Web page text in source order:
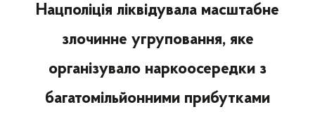
Нацполіція ліквідувала масштабне
злочинне угруповання, яке
організувало наркоосередки з
багатомільйонними прибутками